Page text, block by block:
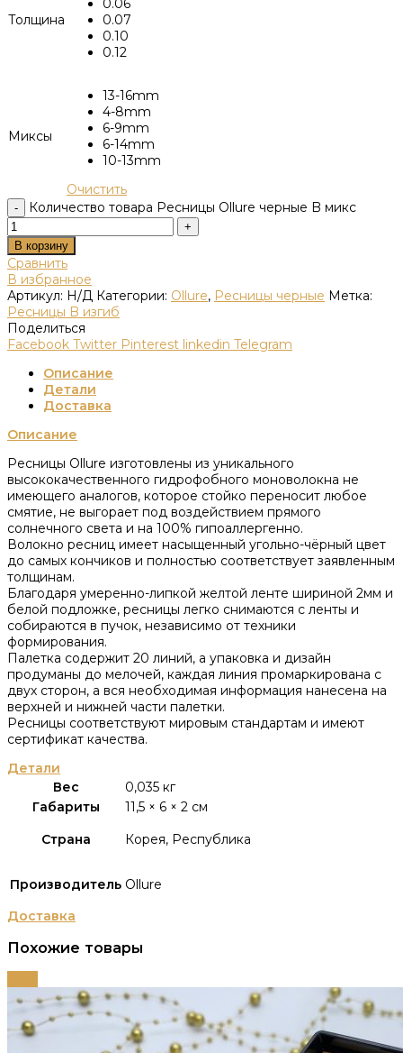
Толщина
0.07
0.10
0.12
Миксы
13-16mm
4-8mm
6-9mm
6-14mm
10-13mm
Очистить
Количество товара Ресницы Ollure черные B микс
В корзину
Сравнить
В избранное
Артикул: Н/Д Категории: Ollure, Ресницы черные Метка:
Ресницы B изгиб
Поделиться
Facebook Twitter Pinterest linkedin Telegram
Описание
Детали
Доставка
Описание
Ресницы Ollure изготовлены из уникального
высококачественного гидрофобного моноволокна не
имеющего аналогов, которое стойко переносит любое
смятие, не выгорает под воздействием прямого
солнечного света и на 100% гипоаллергенно.
Волокно ресниц имеет насыщенный угольно-чёрный цвет
до самых кончиков и полностью соответствует заявленным
толщинам.
Благодаря умеренно-липкой желтой ленте шириной 2мм и
белой подложке, ресницы легко снимаются с ленты и
собираются в пучок, независимо от техники
формирования.
Палетка содержит 20 линий, а упаковка и дизайн
продуманы до мелочей, каждая линия промаркирована с
двух сторон, а вся необходимая информация нанесена на
верхней и нижней части палетки.
Ресницы соответствуют мировым стандартам и имеют
сертификат качества.
Детали
Вес
0,035 кг
Габариты
11,5 × 6 × 2 см
Страна
Корея, Республика
Производитель Ollure
Доставка
Похожие товары